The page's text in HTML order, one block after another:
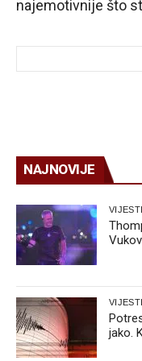
najemotivnije što
NAJNOVIJE
VIJESTI
VIJESTI
jako.